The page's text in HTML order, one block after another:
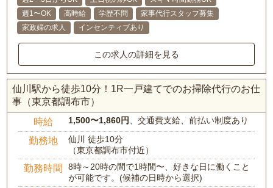
週1〜OK
高時給 学歴不問
家事代行スタッフ募集
家政婦の求人
インセンティブあり
この求人の詳細を見る
仙川駅から徒歩10分！1R一戸建てでのお掃除代行のお仕
事（東京都調布市）
時給 1,500〜1,860円 、交通費支給、前払い制度あり
勤務地
仙川 徒歩10分
（東京都調布市付近）
勤務時間
8時～20時の間で1時間〜、好きな日に働くこと
が可能です。(候補の日時から選択)